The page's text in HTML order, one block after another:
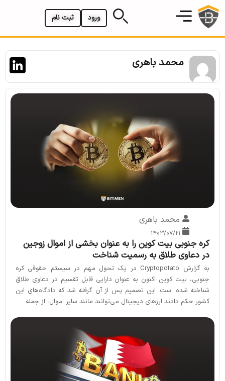
ثبت نام ورود
محمد باهری
محمد باهری
۱۴۰۳/۰۷/۲۱
کره جنوبی بیت کوین را به عنوان بخشی از اموال زوجین
در دعاوی طلاق به رسمیت شناخت
به گزارش Cryptopotato در یک تحول مهم در سیستم حقوقی کره
جنوبی، بیت کوین اکنون به عنوان دارایی قابل تقسیم در دعاوی طلاق
شناخته شده است. این تصمیم پس از آن گرفته شد که دادگاه‌های این
کشور حکم دادند ارزهای دیجیتال می‌توانند مانند سایر اموال، از جمله...